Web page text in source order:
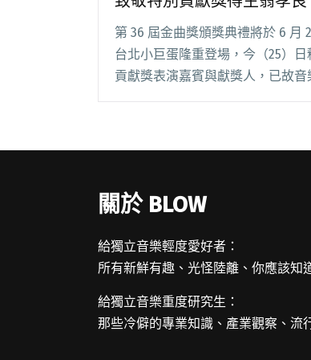
第 36 屆金曲獎頒獎典禮將於 6 月
台北小巨蛋隆重登場，今（25）日
貢獻獎表演嘉賓與獻獎人，已故音
爺」馬兆駿獲得第二座金曲獎榮耀
關於 BLOW
給獨立音樂輕度愛好者：
所有新鮮有趣、光怪陸離、你應該知
給獨立音樂重度研究生：
那些冷僻的專業知識、產業觀察、流